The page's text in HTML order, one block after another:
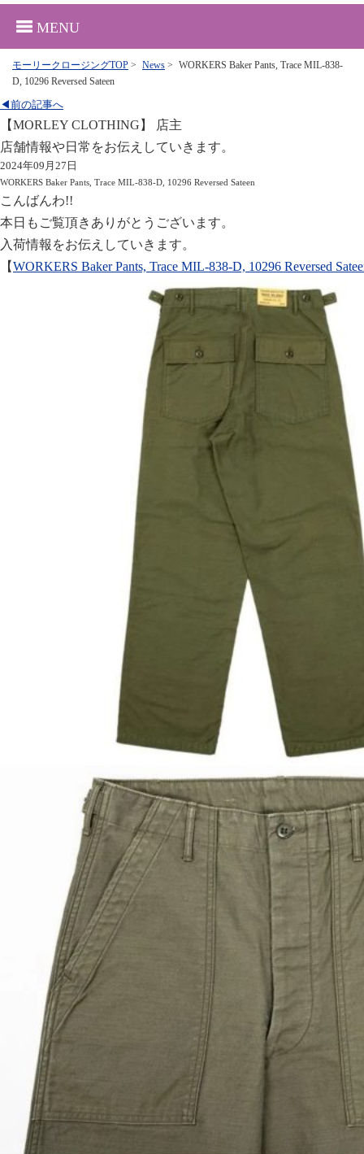
MENU
モーリークロージングTOP > News > WORKERS Baker Pants, Trace MIL-838-
D, 10296 Reversed Sateen
◀前の記事へ
【MORLEY CLOTHING】 店主
店舗情報や日常をお伝えしていきます。
2024年09月27日
WORKERS Baker Pants, Trace MIL-838-D, 10296 Reversed Sateen
こんばんわ!!
本日もご覧頂きありがとうございます。
入荷情報をお伝えしていきます。
【WORKERS Baker Pants, Trace MIL-838-D, 10296 Reversed